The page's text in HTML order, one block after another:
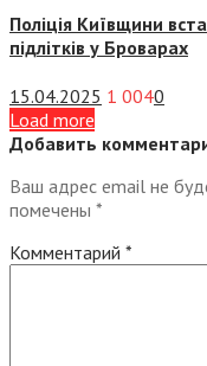
Поліція Київщини
підлітків у Броварах
15.04.2025 1 0040
Load more
Добавить
Ваш адрес email не
помечены *
Комментарий *